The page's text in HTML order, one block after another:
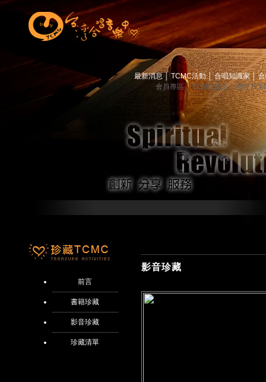
最新消息 TCMC活動│ 合唱知識家│
會員專區│ TCMC會訊│ 關於
前言
書籍珍藏
影音珍藏
珍藏清單
影音珍藏